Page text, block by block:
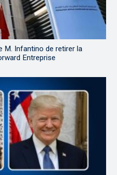
M. Infantino de retirer la
Entreprise